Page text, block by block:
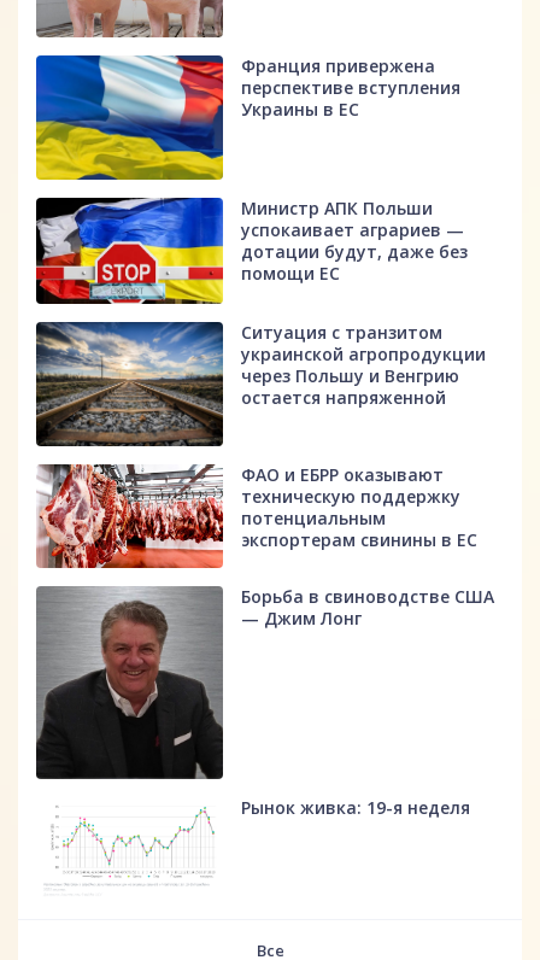
Франция привержена
перспективе вступления
Украины в ЕС
Министр АПК Польши
успокаивает аграриев —
дотации будут, даже без
помощи ЕС
Ситуация с транзитом
украинской агропродукции
через Польшу и Венгрию
остается напряженной
ФАО и ЕБРР оказывают
техническую поддержку
потенциальным
экспортерам свинины в ЕС
Борьба в свиноводстве США
— Джим Лонг
Рынок живка: 19-я неделя
Все